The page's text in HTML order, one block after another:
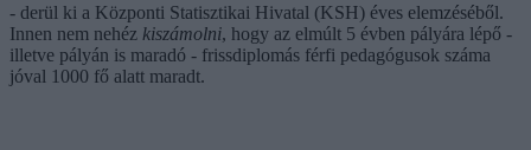
- derül ki a Központi Statisztikai Hivatal (KSH) éves elemzéséből.
Innen nem nehéz kiszámolni, hogy az elmúlt 5 évben pályára lépő -
illetve pályán is maradó - frissdiplomás férfi pedagógusok száma
jóval 1000 fő alatt maradt.